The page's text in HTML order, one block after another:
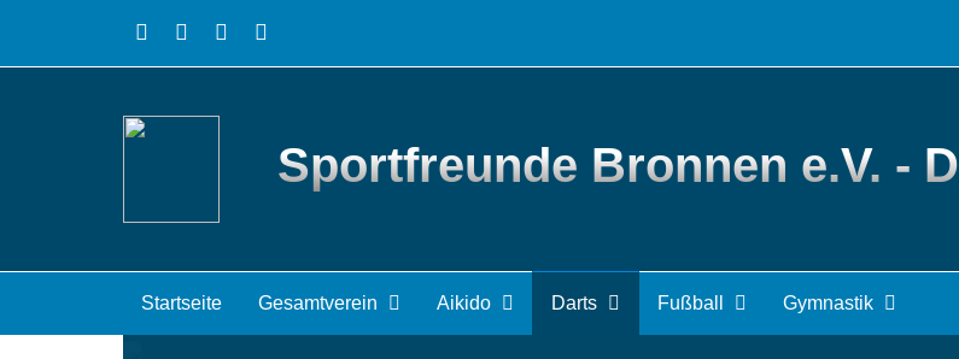
Sportfreunde Bronnen e.V. -
Startseite Gesamtverein Aikido Darts Fußball Gymnastik
17.03.2026 JM